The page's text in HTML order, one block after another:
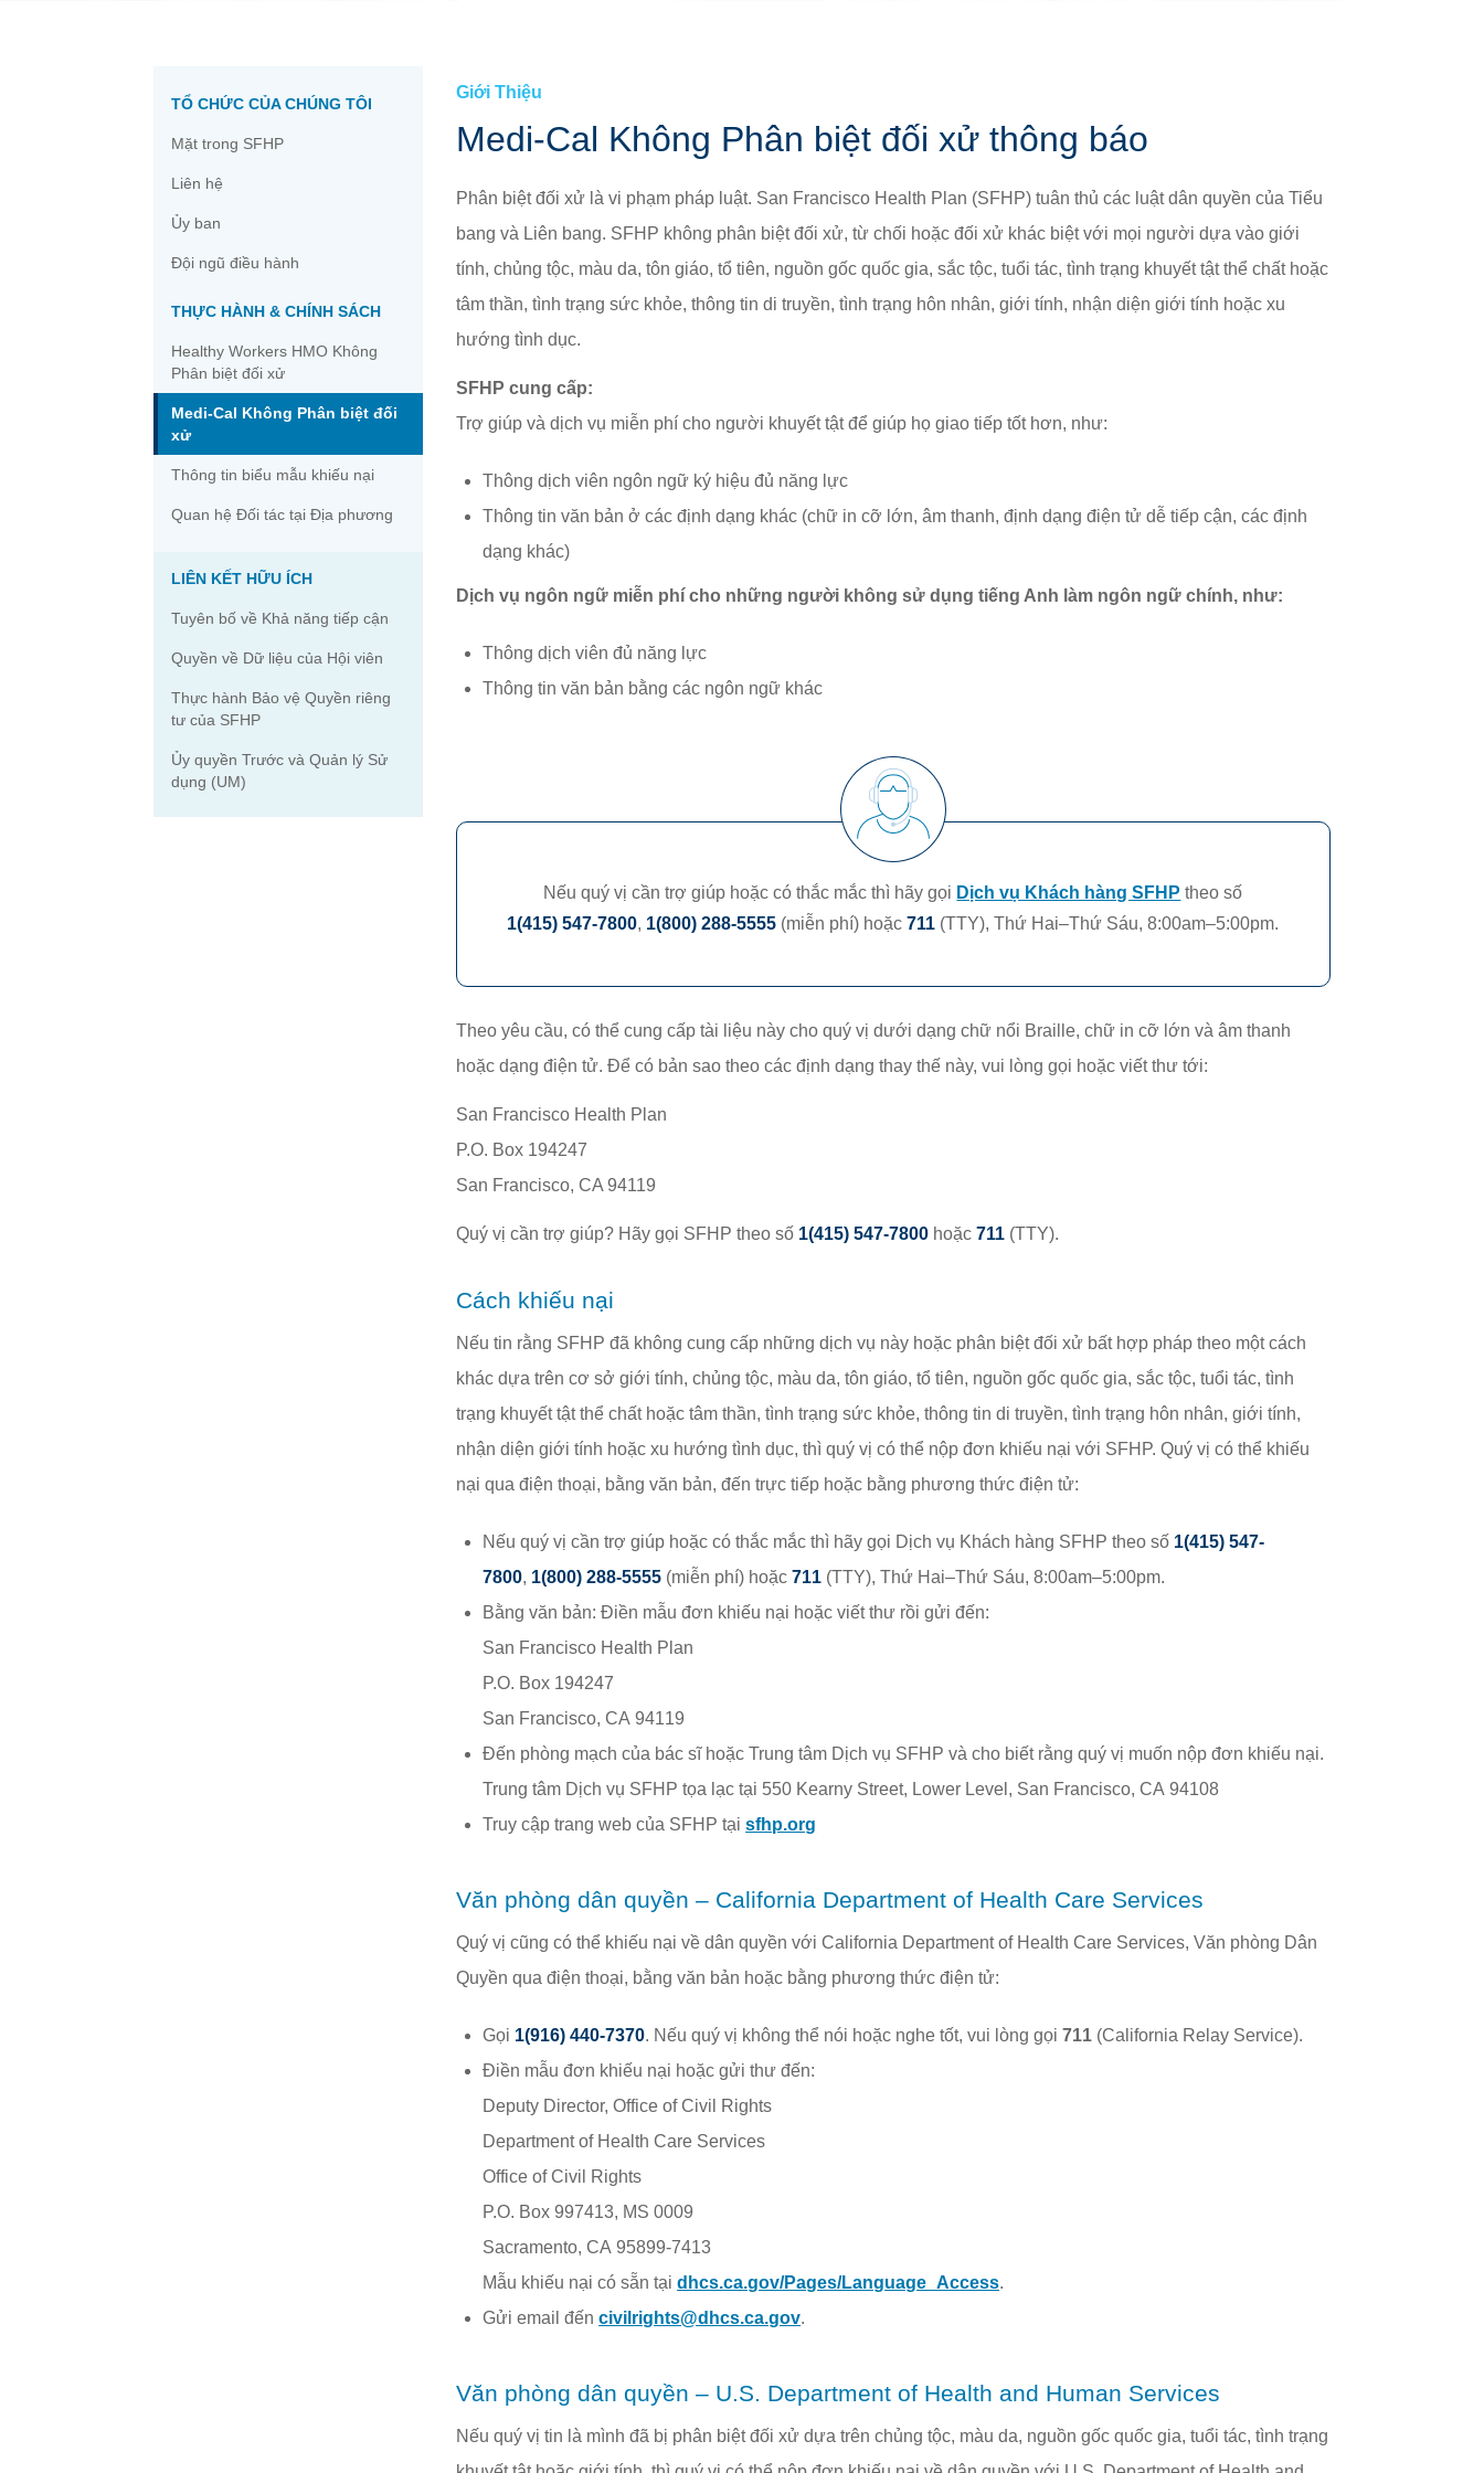
Các Quyền lợi và Dịch vụ được Bao trả »
Tiếp tục Chăm Sóc »
Tìm Nhà cung cấp »
Cách Duy trì Bảo hiểm của quý vị »
Thư viện Y tế Tiệm thuốc tây »
Phòng báo chí »
TỔ CHỨC CỦA CHÚNG TÔI
Mặt trong SFHP
Liên hệ
Ủy ban
Đội ngũ điều hành
THỰC HÀNH & CHÍNH SÁCH
Healthy Workers HMO Không
Phân biệt đối xử
Medi-Cal Không Phân biệt đối
xử
Thông tin biểu mẫu khiếu nại
Quan hệ Đối tác tại Địa phương
LIÊN KẾT HỮU ÍCH
Tuyên bố về Khả năng tiếp cận
Quyền về Dữ liệu của Hội viên
Thực hành Bảo vệ Quyền riêng
tư của SFHP
Ủy quyền Trước và Quản lý Sử
dụng (UM)
Giới Thiệu
Medi-Cal Không Phân biệt đối xử thông báo
Phân biệt đối xử là vi phạm pháp luật. San Francisco Health Plan (SFHP) tuân thủ các luật dân quyền của Tiểu
bang và Liên bang. SFHP không phân biệt đối xử, từ chối hoặc đối xử khác biệt với mọi người dựa vào giới
tính, chủng tộc, màu da, tôn giáo, tổ tiên, nguồn gốc quốc gia, sắc tộc, tuổi tác, tình trạng khuyết tật thể chất hoặc
tâm thần, tình trạng sức khỏe, thông tin di truyền, tình trạng hôn nhân, giới tính, nhận diện giới tính hoặc xu
hướng tình dục.
SFHP cung cấp:
Trợ giúp và dịch vụ miễn phí cho người khuyết tật để giúp họ giao tiếp tốt hơn, như:
Thông dịch viên ngôn ngữ ký hiệu đủ năng lực
Thông tin văn bản ở các định dạng khác (chữ in cỡ lớn, âm thanh, định dạng điện tử dễ tiếp cận, các định
dạng khác)
Dịch vụ ngôn ngữ miễn phí cho những người không sử dụng tiếng Anh làm ngôn ngữ chính, như:
Thông dịch viên đủ năng lực
Thông tin văn bản bằng các ngôn ngữ khác
Nếu quý vị cần trợ giúp hoặc có thắc mắc thì hãy gọi Dịch vụ Khách hàng SFHP theo số
1(415) 547-7800, 1(800) 288-5555 (miễn phí) hoặc711 (TTY), Thứ Hai–Thứ Sáu, 8:00am–5:00pm.
Theo yêu cầu, có thể cung cấp tài liệu này cho quý vị dưới dạng chữ nổi Braille, chữ in cỡ lớn và âm thanh
hoặc dạng điện tử. Để có bản sao theo các định dạng thay thế này, vui lòng gọi hoặc viết thư tới:
San Francisco Health Plan
P.O. Box 194247
San Francisco, CA 94119
Quý vị cần trợ giúp? Hãy gọi SFHP theo số 1(415) 547-7800 hoặc711 (TTY).
Cách khiếu nại
Nếu tin rằng SFHP đã không cung cấp những dịch vụ này hoặc phân biệt đối xử bất hợp pháp theo một cách
khác dựa trên cơ sở giới tính, chủng tộc, màu da, tôn giáo, tổ tiên, nguồn gốc quốc gia, sắc tộc, tuổi tác, tình
trạng khuyết tật thể chất hoặc tâm thần, tình trạng sức khỏe, thông tin di truyền, tình trạng hôn nhân, giới tính,
nhận diện giới tính hoặc xu hướng tình dục, thì quý vị có thể nộp đơn khiếu nại với SFHP. Quý vị có thể khiếu
nại qua điện thoại, bằng văn bản, đến trực tiếp hoặc bằng phương thức điện tử:
Nếu quý vị cần trợ giúp hoặc có thắc mắc thì hãy gọi Dịch vụ Khách hàng SFHP theo số 1(415) 547-
7800, 1(800) 288-5555 (miễn phí) hoặc711 (TTY), Thứ Hai–Thứ Sáu, 8:00am–5:00pm.
Bằng văn bản: Điền mẫu đơn khiếu nại hoặc viết thư rồi gửi đến:
San Francisco Health Plan
P.O. Box 194247
San Francisco, CA 94119
Đến phòng mạch của bác sĩ hoặc Trung tâm Dịch vụ SFHP và cho biết rằng quý vị muốn nộp đơn khiếu nại.
Trung tâm Dịch vụ SFHP tọa lạc tại 550 Kearny Street, Lower Level, San Francisco, CA 94108
Truy cập trang web của SFHP tạisfhp.org
Văn phòng dân quyền – California Department of Health Care Services
Quý vị cũng có thể khiếu nại về dân quyền với California Department of Health Care Services, Văn phòng Dân
Quyền qua điện thoại, bằng văn bản hoặc bằng phương thức điện tử:
Gọi 1(916) 440-7370. Nếu quý vị không thể nói hoặc nghe tốt, vui lòng gọi711 (California Relay Service).
Điền mẫu đơn khiếu nại hoặc gửi thư đến:
Deputy Director, Office of Civil Rights
Department of Health Care Services
Office of Civil Rights
P.O. Box 997413, MS 0009
Sacramento, CA 95899-7413
Mẫu khiếu nại có sẵn tạidhcs.ca.gov/Pages/Language_Access.
Gửi email đếncivilrights@dhcs.ca.gov.
Văn phòng dân quyền – U.S. Department of Health and Human Services
Nếu quý vị tin là mình đã bị phân biệt đối xử dựa trên chủng tộc, màu da, nguồn gốc quốc gia, tuổi tác, tình trạng